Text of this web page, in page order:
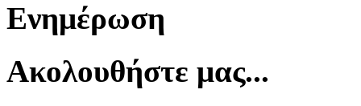
Ενημέρωση
Ακολουθήστε μας...